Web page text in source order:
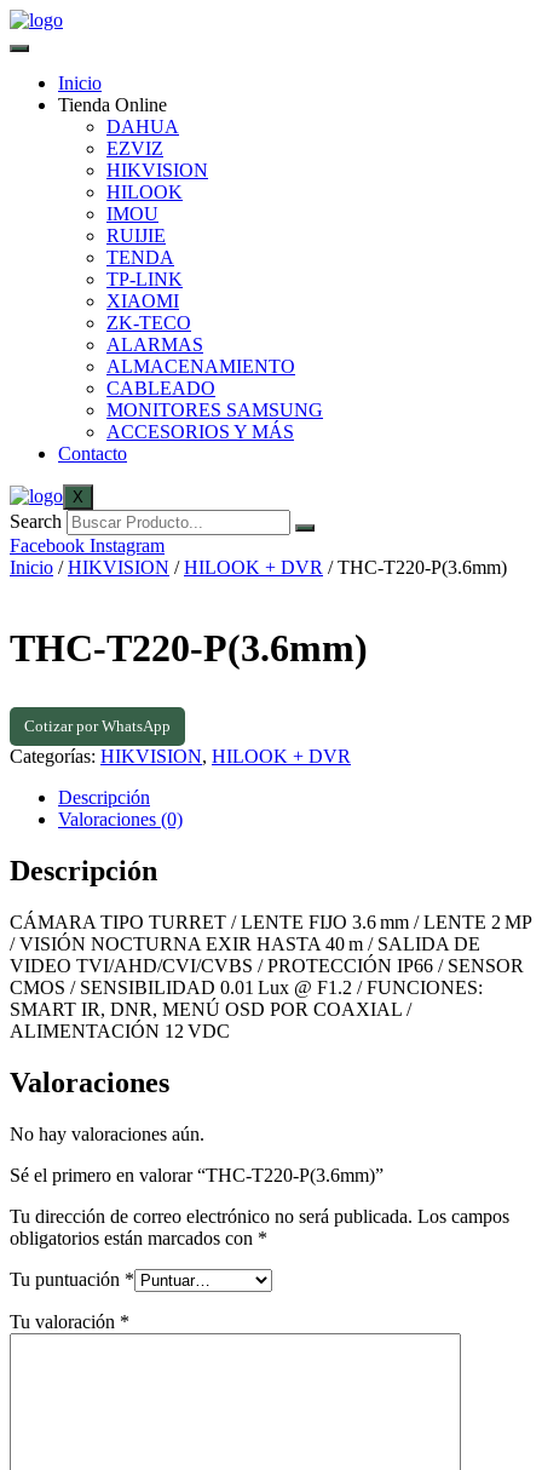
Inicio
Tienda Online
DAHUA
EZVIZ
HIKVISION
HILOOK
IMOU
RUIJIE
TENDA
TP-LINK
XIAOMI
ZK-TECO
ALARMAS
ALMACENAMIENTO
CABLEADO
MONITORES SAMSUNG
ACCESORIOS Y MÁS
Contacto
X
Search
Facebook Instagram
Inicio /HIKVISION /HILOOK + DVR / THC-T220-P(3.6mm)
THC-T220-P(3.6mm)
Cotizar por WhatsApp
Categorías: HIKVISION, HILOOK + DVR
Descripción
Valoraciones (0)
Descripción
CÁMARA TIPO TURRET / LENTE FIJO 3.6 mm / LENTE 2 MP
/ VISIÓN NOCTURNA EXIR HASTA 40 m / SALIDA DE
VIDEO TVI/AHD/CVI/CVBS / PROTECCIÓN IP66 / SENSOR
CMOS / SENSIBILIDAD 0.01 Lux @ F1.2 / FUNCIONES:
SMART IR, DNR, MENÚ OSD POR COAXIAL /
ALIMENTACIÓN 12 VDC
Valoraciones
No hay valoraciones aún.
Sé el primero en valorar “THC-T220-P(3.6mm)”
Tu dirección de correo electrónico no será publicada. Los campos
obligatorios están marcados con *
Tu puntuación *
Tu valoración *